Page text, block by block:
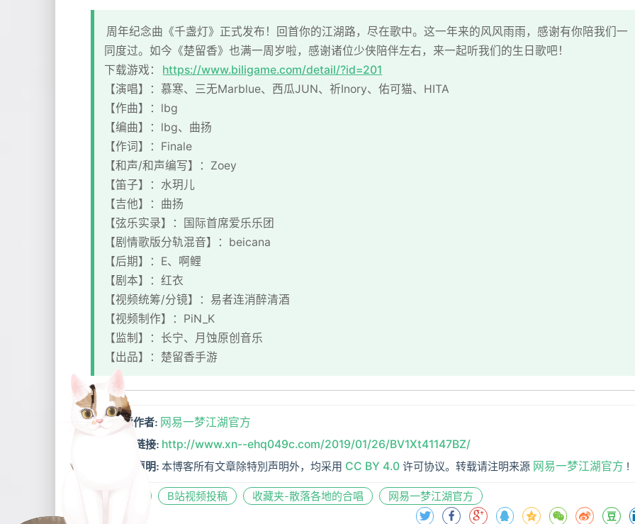
周年纪念曲《千盏灯》正式发布！回首你的江湖路，尽在歌中。这一年来的风风雨雨，感谢有你陪我们一
同度过。如今《楚留香》也满一周岁啦，感谢诸位少侠陪伴左右，来一起听我们的生日歌吧！
下载游戏：
https://www.biligame.com/detail/?id=201
【演唱】：慕寒、三无Marblue、西瓜JUN、祈Inory、佑可猫、HITA
【作曲】：lbg
【编曲】：lbg、曲扬
【作词】：Finale
【和声/和声编写】：Zoey
【笛子】：水玥儿
【吉他】：曲扬
【弦乐实录】：国际首席爱乐乐团
【剧情歌版分轨混音】：beicana
【后期】：E、啊鲤
【剧本】：红衣
【视频统筹/分镜】：易者连消醉清酒
【视频制作】：PiN_K
【监制】：长宁、月蚀原创音乐
【出品】：楚留香手游
文章作者: 网易一梦江湖官方
文章链接: http://www.xn--ehq049c.com/2019/01/26/BV1Xt41147BZ/
版权声明: 本博客所有文章除特別声明外，均采用 CC BY 4.0 许可协议。转载请注明来源 网易一梦江湖官方 !
B站视频投稿 收藏夹-散落各地的合唱 网易一梦江湖官方